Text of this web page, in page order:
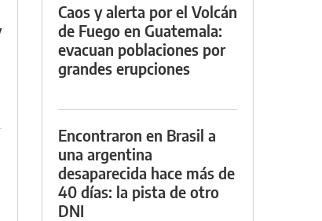
Caos y alerta por el Volcán
de Fuego en Guatemala:
evacuan poblaciones por
grandes erupciones
Encontraron en Brasil a
una argentina
desaparecida hace más de
40 días: la pista de otro
DNI